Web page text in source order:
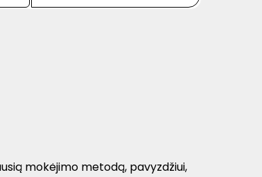
mokėjimo metodą, pavyzdžiui,